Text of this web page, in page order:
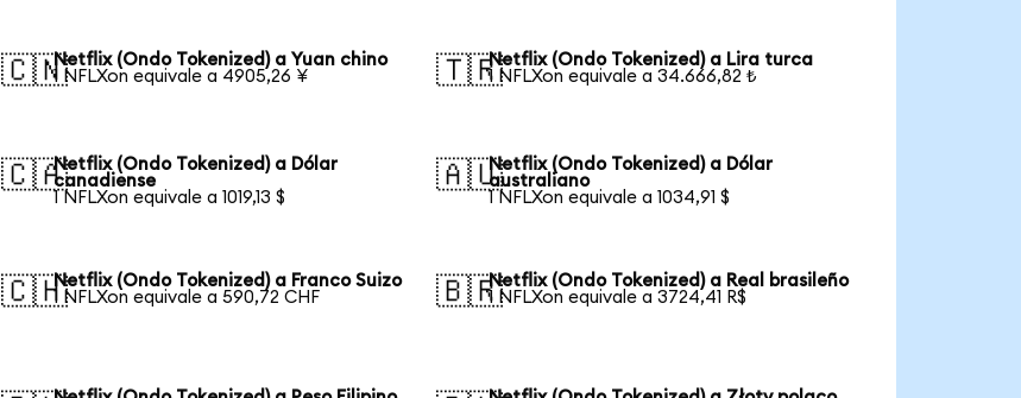
🇨🇳Netflix (Ondo Tokenized) a Yuan chino
1 NFLXon equivale a 4905,26 ¥
🇹🇷Netflix (Ondo Tokenized) a Lira turca
1 NFLXon equivale a 34.666,82 ₺
🇨🇦Netflix (Ondo Tokenized) a Dólar
canadiense
1 NFLXon equivale a 1019,13 $
🇦🇺Netflix (Ondo Tokenized) a Dólar
australiano
1 NFLXon equivale a 1034,91 $
🇨🇭Netflix (Ondo Tokenized) a Franco Suizo
1 NFLXon equivale a 590,72 CHF
🇧🇷Netflix (Ondo Tokenized) a Real brasileño
1 NFLXon equivale a 3724,41 R$